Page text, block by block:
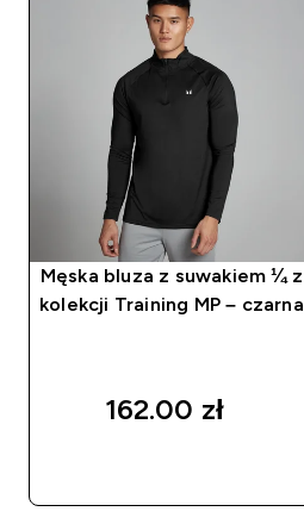
Męska bluza z suwakiem ¼ z
kolekcji Training MP – czarna
162.00 zł‎